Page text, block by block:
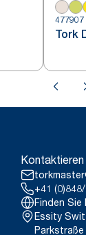
477907
Tork
Kontaktieren
+41
Finden Sie
Essity
Parkstraße